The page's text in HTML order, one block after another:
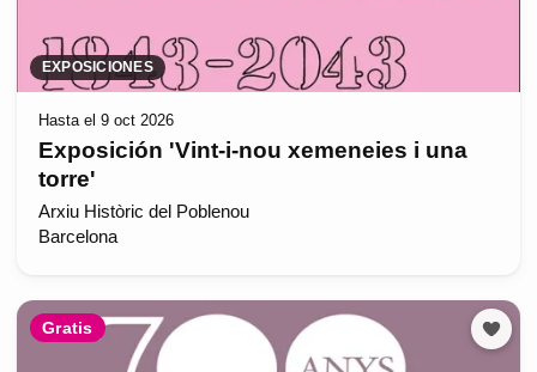
EXPOSICIONES
Hasta el 9 oct 2026
Exposición 'Vint-i-nou xemeneies i una
torre'
Arxiu Històric del Poblenou
Barcelona
Gratis